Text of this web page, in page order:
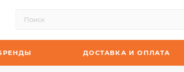
ДОСТАВКА И ОПЛАТА